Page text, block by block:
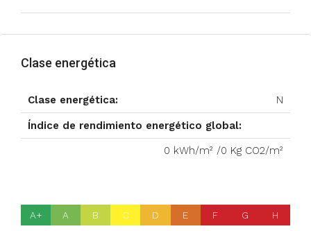
Clase energética
Clase energética: N
Índice de rendimiento energético global:
0 kWh/m² /0 Kg CO2/m²
A+ A B C D E F G H